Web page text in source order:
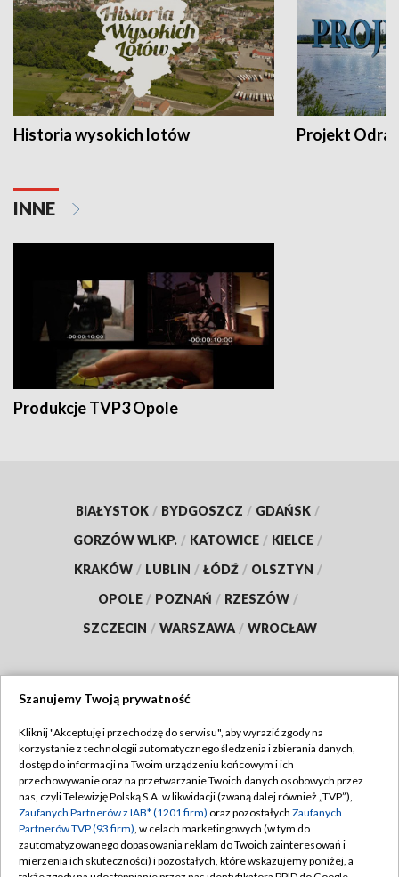
Historia wysokich lotów Projekt Odra
INNE
Produkcje TVP3 Opole
BIAŁYSTOK / BYDGOSZCZ / GDAŃSK /
GORZÓW WLKP. / KATOWICE / KIELCE /
KRAKÓW / LUBLIN / ŁÓDŹ / OLSZTYN /
OPOLE / POZNAŃ / RZESZÓW /
SZCZECIN / WARSZAWA / WROCŁAW
TVP
Abonament TVP
Emisja w TVP
Centrum informacji TVP
Naziemna Telewizja Cyfrowa
Regulamin TVP
Polityka prywatności
Moje zgody
Pomoc
Szanujemy Twoją prywatność
Kliknij "Akceptuję i przechodzę do serwisu", aby wyrazić zgody na
korzystanie z technologii automatycznego śledzenia i zbierania danych,
dostęp do informacji na Twoim urządzeniu końcowym i ich
przechowywanie oraz na przetwarzanie Twoich danych osobowych przez
nas, czyli Telewizję Polską S.A. w likwidacji (zwaną dalej również „TVP”),
Zaufanych Partnerów z IAB* (1201 firm) oraz pozostałych Zaufanych
Partnerów TVP (93 firm), w celach marketingowych (w tym do
zautomatyzowanego dopasowania reklam do Twoich zainteresowań i
mierzenia ich skuteczności) i pozostałych, które wskazujemy poniżej, a